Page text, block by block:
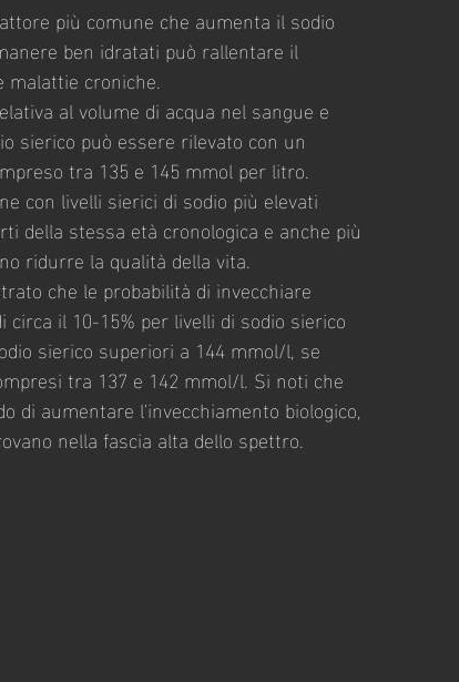
più comune che aumenta il sodio
ben idratati può rallentare il
croniche.
al volume di acqua nel sangue e
sierico può essere rilevato con un
tra 135 e 145 mmol per litro.
con livelli sierici di sodio più elevati
della stessa età cronologica e anche più
ridurre la qualità della vita.
che le probabilità di invecchiare
il 10-15% per livelli di sodio sierico
sierico superiori a 144 mmol/l, se
tra 137 e 142 mmol/l. Si noti che
di aumentare l'invecchiamento biologico,
nella fascia alta dello spettro.